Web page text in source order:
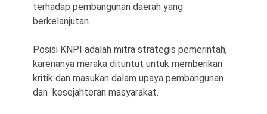
terhadap pembangunan daerah yang
berkelanjutan.
Posisi KNPI adalah mitra strategis pemerintah,
karenanya meraka dituntut untuk memberikan
kritik dan masukan dalam upaya pembangunan
dan kesejahteran masyarakat.